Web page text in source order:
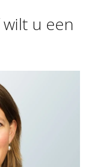
wilt u een